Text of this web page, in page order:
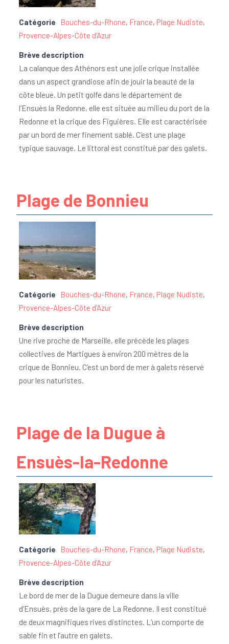
Catégorie Bouches-du-Rhone, France, Plage Nudiste,
Provence-Alpes-Côte d'Azur
Brève description
La calanque des Athénors est une jolie crique installée
dans un aspect grandiose afin de jouir la beauté de la
côte bleue. Un petit golfe dans le département de
l’Ensuès la Redonne, elle est située au milieu du port de la
Redonne et la crique des Figuières. Elle est caractérisée
par un bord de mer finement sablé. C’est une plage
typique sauvage. Le littoral est constitué par des galets.
Plage de Bonnieu
Catégorie Bouches-du-Rhone, France, Plage Nudiste,
Provence-Alpes-Côte d'Azur
Brève description
Une rive proche de Marseille, elle précède les plages
collectives de Martigues à environ 200 mètres de la
crique de Bonnieu. C’est un bord de mer à galets réservé
pour les naturistes.
Plage de la Dugue à
Ensuès-la-Redonne
Catégorie Bouches-du-Rhone, France, Plage Nudiste,
Provence-Alpes-Côte d'Azur
Brève description
Le bord de mer de la Dugue demeure dans la ville
d’Ensuès, près de la gare de La Redonne. Il est constitué
de deux magnifiques rives distinctes. L’un comporte de
sable fin et l’autre en galets.